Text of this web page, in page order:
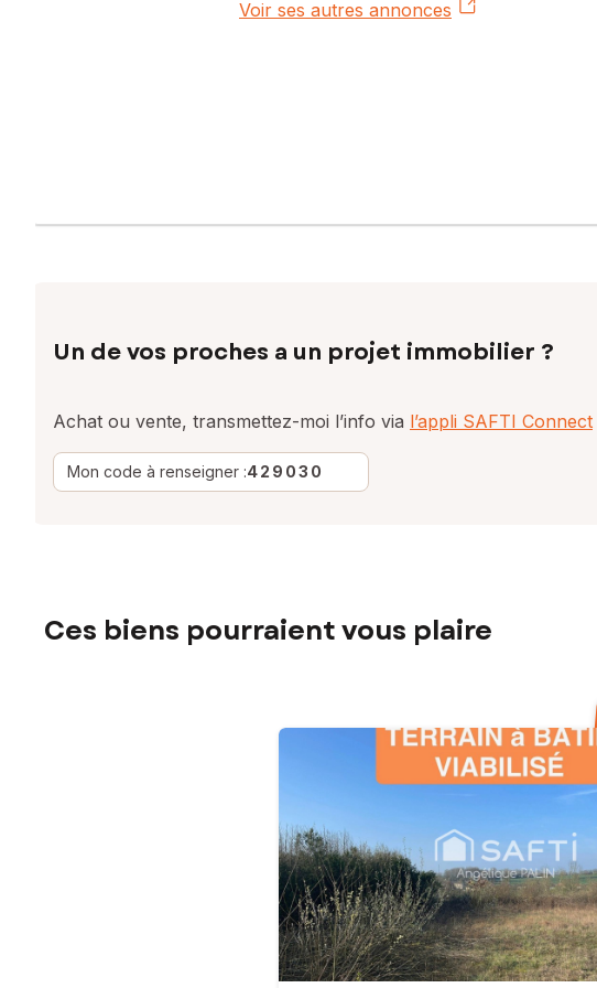
Voir ses autres annonces
Un de vos proches a un projet immobilier ?
Achat ou vente, transmettez-moi l’info via l’appli SAFTI Connect
Mon code à renseigner :429030
Ces biens pourraient vous plaire